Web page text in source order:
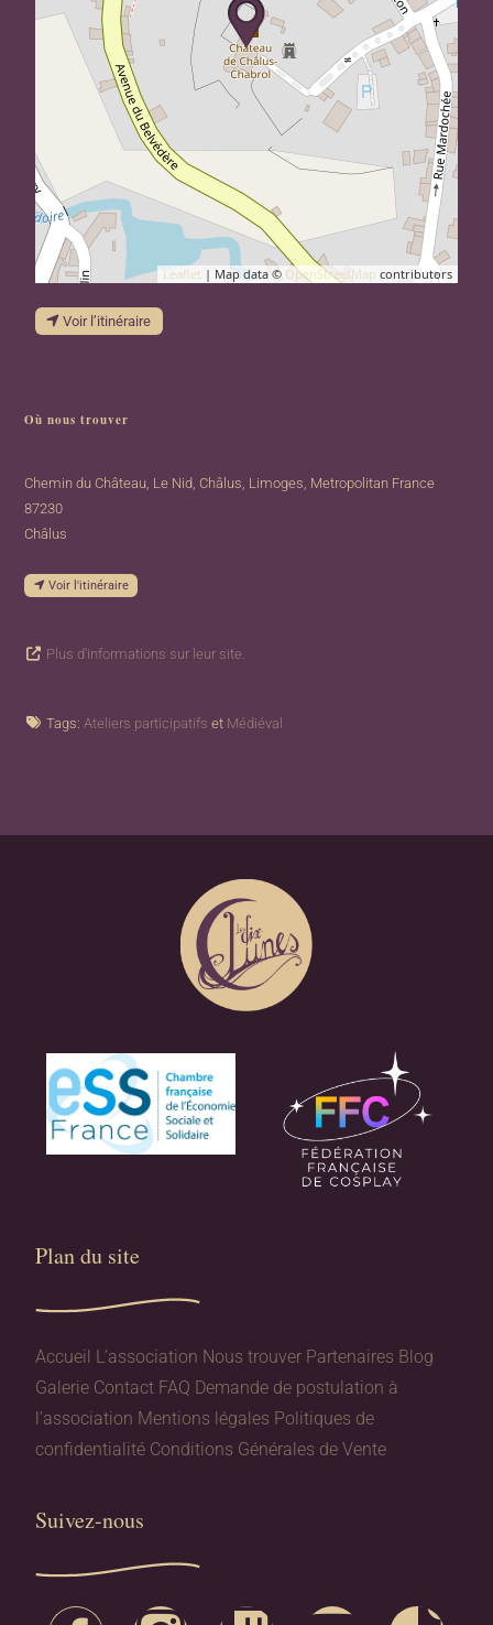
Leaflet| Map data © OpenStreetMap contributors
Voir l’itinéraire
Où nous trouver
Chemin du Château, Le Nid, Châlus, Limoges, Metropolitan France
87230
Châlus
Voir l'itinéraire
Plus d'informations sur leur site.
Tags: Ateliers participatifs et Médiéval
Plan du site​
Accueil L’association Nous trouver Partenaires Blog
Galerie Contact FAQ Demande de postulation à
l’association Mentions légales Politiques de
confidentialité Conditions Générales de Vente
Suivez-nous